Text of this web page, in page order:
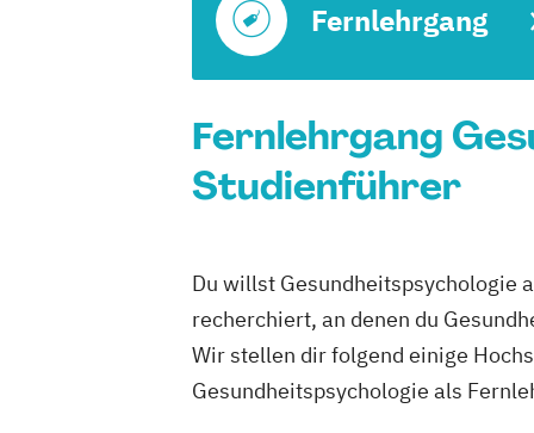
Fernlehrgang
Fernlehrgang
Studienführer
Du willst Gesundheitspsychologie
recherchiert, an denen du
Wir stellen dir folgend einige
Gesundheitspsychologie als